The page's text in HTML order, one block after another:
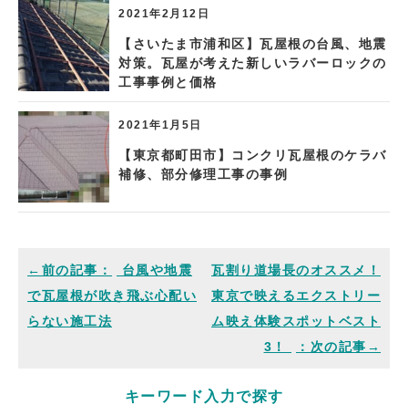
2021年2月12日
【さいたま市浦和区】瓦屋根の台風、地震
対策。瓦屋が考えた新しいラバーロックの
工事事例と価格
2021年1月5日
【東京都町田市】コンクリ瓦屋根のケラバ
補修、部分修理工事の事例
台風や地震
で瓦屋根が吹き飛ぶ心配い
らない施工法
瓦割り道場長のオススメ！
東京で映えるエクストリー
ム映え体験スポットベスト
3！
キーワード入力で探す